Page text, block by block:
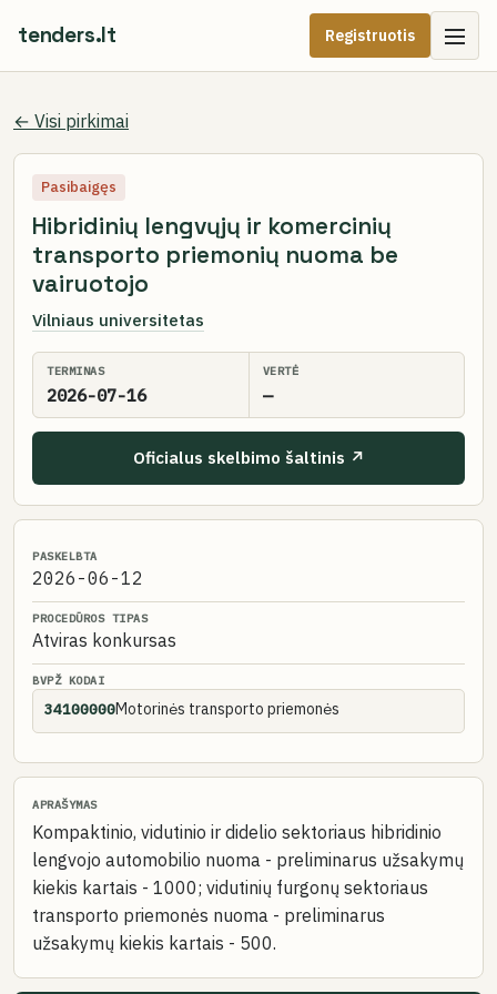
tenders.lt Registruotis
← Visi pirkimai
Pasibaigęs
Hibridinių lengvųjų ir komercinių
transporto priemonių nuoma be
vairuotojo
Vilniaus universitetas
TERMINAS
2026-07-16
VERTĖ
—
Oficialus skelbimo šaltinis ↗
PASKELBTA
2026-06-12
PROCEDŪROS TIPAS
Atviras konkursas
BVPŽ KODAI
34100000Motorinės transporto priemonės
APRAŠYMAS
Kompaktinio, vidutinio ir didelio sektoriaus hibridinio
lengvojo automobilio nuoma - preliminarus užsakymų
kiekis kartais - 1000; vidutinių furgonų sektoriaus
transporto priemonės nuoma - preliminarus
užsakymų kiekis kartais - 500.